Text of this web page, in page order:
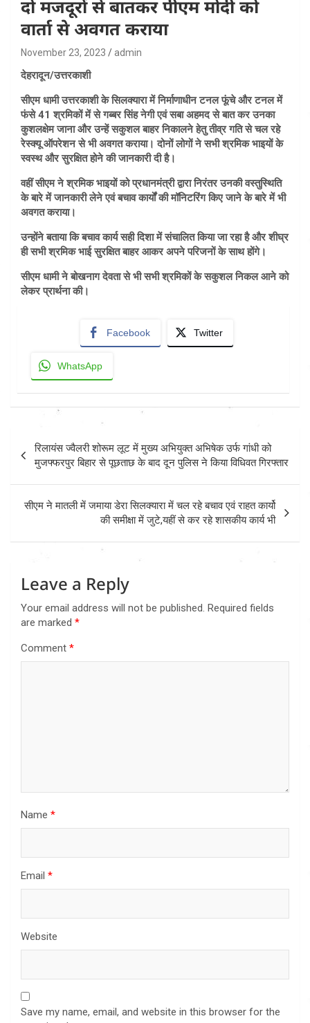
दो मजदूरों से बातकर पीएम मोदी को
वार्ता से अवगत कराया
November 23, 2023 admin
देहरादून/उत्तरकाशी
सीएम धामी उत्तरकाशी के सिलक्यारा में निर्माणाधीन टनल फूंचे और टनल में
फंसे 41 श्रमिकों में से गब्बर सिंह नेगी एवं सबा अहमद से बात कर उनका
कुशलक्षेम जाना और उन्हें सकुशल बाहर निकालने हेतु तीव्र गति से चल रहे
रेस्क्यू ऑपरेशन से भी अवगत कराया। दोनों लोगों ने सभी श्रमिक भाइयों के
स्वस्थ और सुरक्षित होने की जानकारी दी है।
वहीं सीएम ने श्रमिक भाइयों को प्रधानमंत्री द्वारा निरंतर उनकी वस्तुस्थिति
के बारे में जानकारी लेने एवं बचाव कार्यों की मॉनिटरिंग किए जाने के बारे में भी
अवगत कराया।
उन्होंने बताया कि बचाव कार्य सही दिशा में संचालित किया जा रहा है और शीघ्र
ही सभी श्रमिक भाई सुरक्षित बाहर आकर अपने परिजनों के साथ होंगे।
सीएम धामी ने बोखनाग देवता से भी सभी श्रमिकों के सकुशल निकल आने को
लेकर प्रार्थना की।
Facebook Twitter
WhatsApp
Post
navigation
रिलायंस ज्वैलरी शोरूम लूट में मुख्य अभियुक्त अभिषेक उर्फ गांधी को
मुजफ्फरपुर बिहार से पूछताछ के बाद दून पुलिस ने किया विधिवत गिरफ्तार
सीएम ने मातली में जमाया डेरा सिलक्यारा में चल रहे बचाव एवं राहत कार्यो
की समीक्षा में जुटे,यहीं से कर रहे शासकीय कार्य भी
Leave a Reply
Your email address will not be published. Required fields
are marked *
Comment *
Name *
Email *
Website
Save my name, email, and website in this browser for the